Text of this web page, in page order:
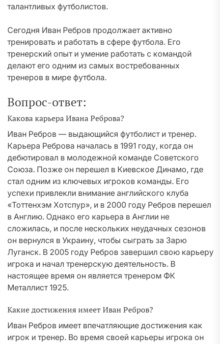
талантливых футболистов.
Сегодня Иван Ребров продолжает активно
тренировать и работать в сфере футбола. Его
тренерский опыт и умение работать с командой
делают его одним из самых востребованных
тренеров в мире футбола.
Вопрос-ответ:
Какова карьера Ивана Реброва?
Иван Ребров — выдающийся футболист и тренер.
Карьера Реброва началась в 1991 году, когда он
дебютировал в молодежной команде Советского
Союза. Позже он перешел в Киевское Динамо, где
стал одним из ключевых игроков команды. Его
успехи привлекли внимание английского клуба
«Тоттенхэм Хотспур», и в 2000 году Ребров перешел
в Англию. Однако его карьера в Англии не
сложилась, и после нескольких неудачных сезонов
он вернулся в Украину, чтобы сыграть за Зарю
Луганск. В 2005 году Ребров завершил свою карьеру
игрока и начал тренерскую деятельность. В
настоящее время он является тренером ФК
Металлист 1925.
Какие достижения имеет Иван Ребров?
Иван Ребров имеет впечатляющие достижения как
игрок и тренер. Во время своей карьеры игрока он